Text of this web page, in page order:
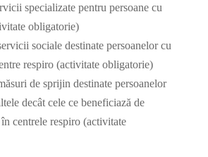
specializate pentru persoane cu
obligatorie)
sociale destinate persoanelor cu
respiro (activitate obligatorie)
de sprijin destinate persoanelor
decât cele ce beneficiază de
centrele respiro (activitate